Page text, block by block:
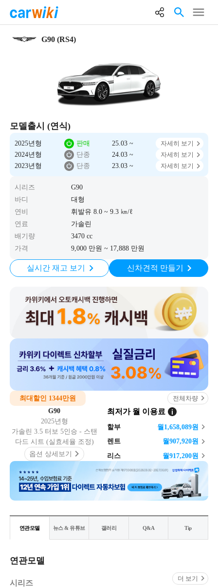
G90 (RS4)
모델출시 (연식)
2025년형 판매 25.03 ~
자세히 보기
2024년형
단종 24.03 ~
자세히 보기
2023년형
단종 23.03 ~ 자세히 보기
시리즈
G90
바디
대형
연비
휘발유 8.0 ~ 9.3 ㎞/ℓ
연료
가솔린
배기량
3470 cc
가격
9,000 만원 ~ 17,888 만원
실시간 재고 보기 신차견적 만들기
최대할인 1344만원
전체차량
G90
2025년형
가솔린 3.5 터보 5인승 - 스탠
다드 시트 (실효세율 조정)
옵션 상세보기
최저가 월 이용료
할부 월 1,658,089원
렌트
월907,920원
리스
월 917,200원
연관모델 뉴스 & 유튜브 갤러리 Q&A Tip
연관모델
시리즈
더 보기